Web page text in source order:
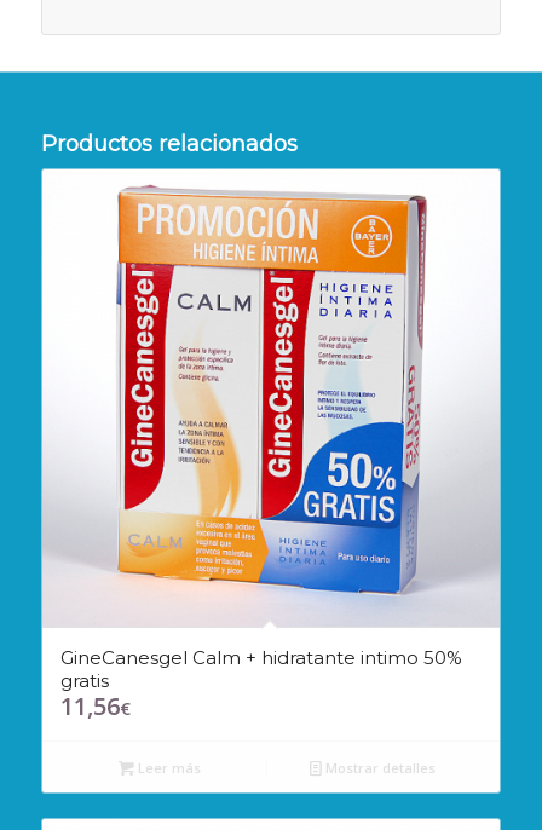
Productos relacionados
GineCanesgel Calm + hidratante intimo 50%
gratis
11,56€
Leer más Mostrar detalles